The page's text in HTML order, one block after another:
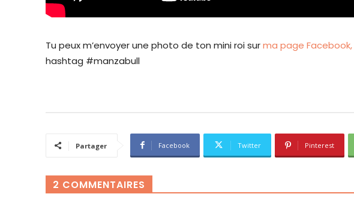
Tu peux m’envoyer une photo de ton mini roi surma page Facebook,
hashtag #manzabull
Partager Facebook Twitter Pinterest
2 COMMENTAIRES